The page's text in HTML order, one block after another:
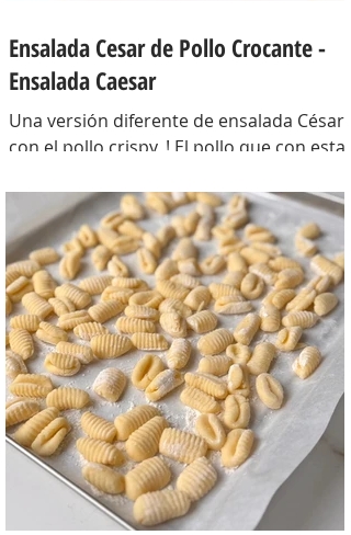
Ensalada Cesar de Pollo Crocante -
Ensalada Caesar
Una versión diferente de ensalada César
con el pollo crispy, ! El pollo que con esta
trabajo y picotear a cualquier hora del
día, los croutons para otras ensaladas y
el aderezo que explota de sabor para
levantar cualquier plato! INGREDIENTES
Para el pollo: pechuga de pollo 2 u,
huevos 2 u, curry , pimienta negra c/n,
sal c/n, pan rallado y semillas de sesamo
Para el aderezo: Mostaza 1 cdta, dientes
de ajo 1 u, salsa inglesa 1 cdta, ju